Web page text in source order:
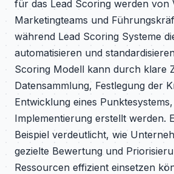
für das Lead Scoring werden von
Marketingteams und
während Lead Scoring Systeme
automatisieren und
Scoring Modell kann durch klare
Datensammlung, Festlegung der
Entwicklung eines
Implementierung erstellt werden.
Beispiel verdeutlicht, wie
gezielte Bewertung und
Ressourcen effizient einsetzen